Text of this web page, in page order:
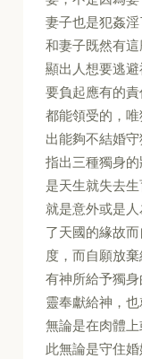
妻子也是犯姦
和妻子既然有
顯出人想要逃
要負起應有的
都能領受的，
出能夠不結婚
指出三種獨身
是天生就失去
就是意外或是
了天國的緣故
度，而自願放
有神所給予獨
靈奉獻給神，
無論是在肉體
此無論是守住